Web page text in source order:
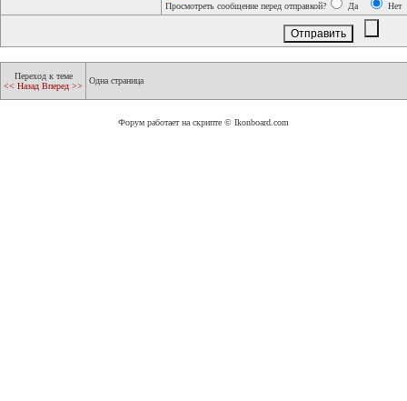
Просмотреть сообщение перед отправкой?
Да Нет
Переход к теме
<< Назад Вперед >>
Одна страница
Форум работает на скрипте © Ikonboard.com